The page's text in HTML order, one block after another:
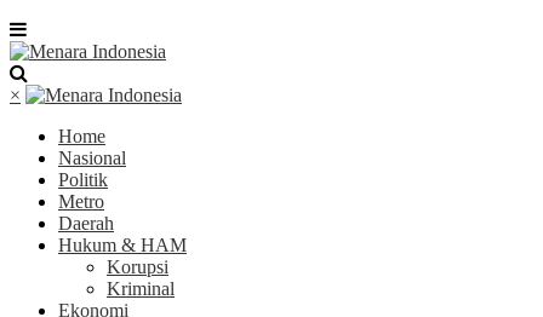
×
Home
Nasional
Politik
Metro
Daerah
Hukum & HAM
Korupsi
Kriminal
Ekonomi